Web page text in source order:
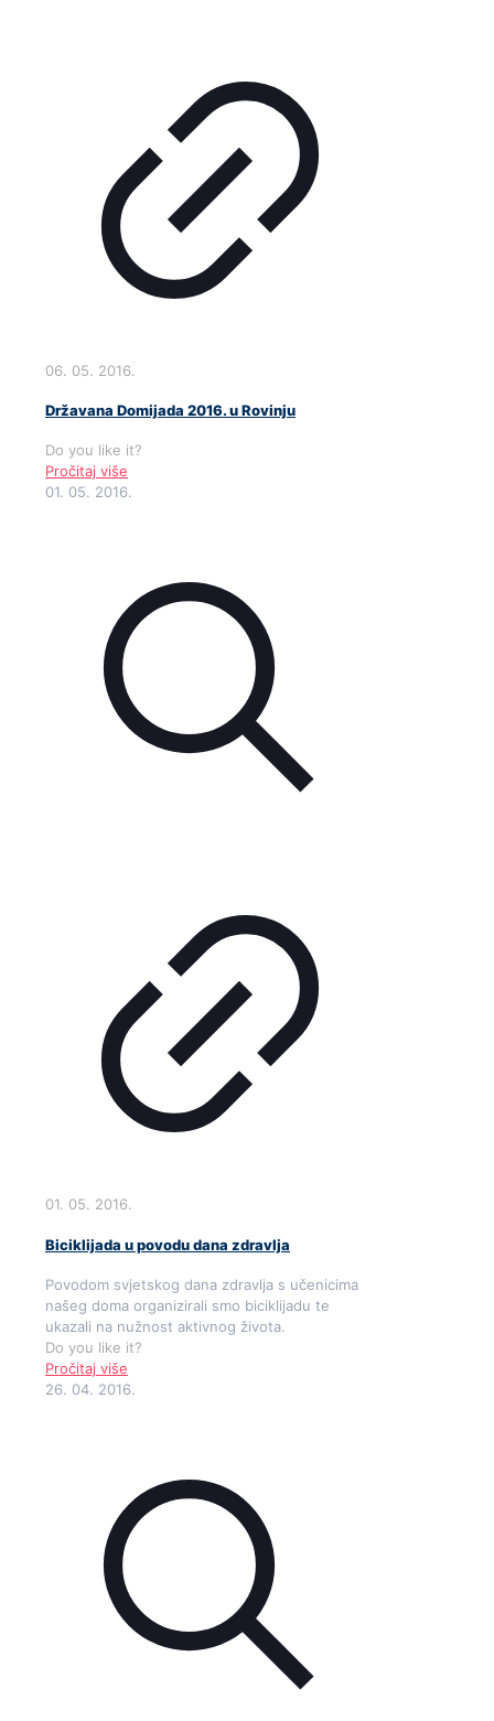
06. 05. 2016.
Državana Domijada 2016. u Rovinju
Do you like it?
Pročitaj više
01. 05. 2016.
01. 05. 2016.
Biciklijada u povodu dana zdravlja
Povodom svjetskog dana zdravlja s učenicima
našeg doma organizirali smo biciklijadu te
ukazali na nužnost aktivnog života.
Do you like it?
Pročitaj više
26. 04. 2016.